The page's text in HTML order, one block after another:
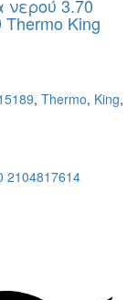
νερού 3.70
Thermo King
, Thermo, King,
2104817614